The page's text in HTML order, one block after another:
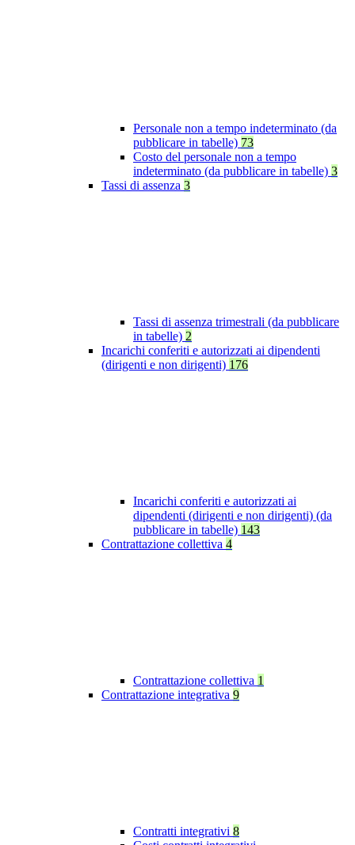
Personale non a tempo indeterminato (da
pubblicare in tabelle) 73
Costo del personale non a tempo
indeterminato (da pubblicare in tabelle) 3
Tassi di assenza 3
Tassi di assenza trimestrali (da pubblicare
in tabelle) 2
Incarichi conferiti e autorizzati ai dipendenti
(dirigenti e non dirigenti) 176
Incarichi conferiti e autorizzati ai
dipendenti (dirigenti e non dirigenti) (da
pubblicare in tabelle) 143
Contrattazione collettiva 4
Contrattazione collettiva 1
Contrattazione integrativa 9
Contratti integrativi 8